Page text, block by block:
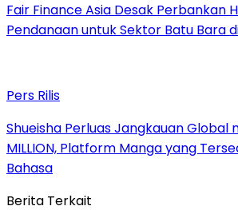
Fair Finance Asia Desak Perbankan
Pendanaan untuk Sektor Batu Bara
Pers Rilis
Shueisha Perluas Jangkauan Global
MILLION, Platform Manga yang
Bahasa
Berita Terkait